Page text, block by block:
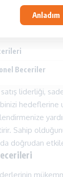
Beceriler
liderliği,
hedeflerine
Sahip
doğrudan
Anladım